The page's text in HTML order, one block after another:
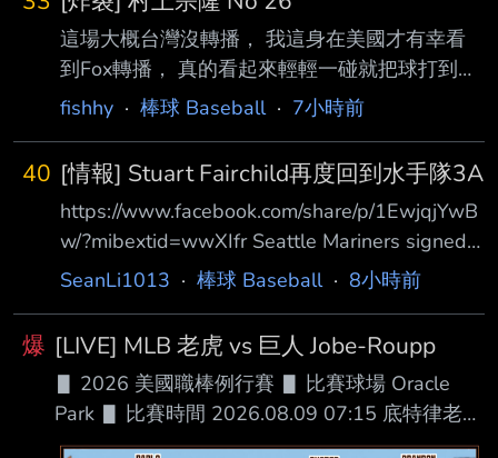
這場大概台灣沒轉播， 我這身在美國才有幸看
到Fox轉播， 真的看起來輕輕一碰就把球打到左
外野標竿！ --
fishhy · 棒球 Baseball· 7小時前
40 [情報] Stuart Fairchild再度回到水手隊3A
https://www.facebook.com/share/p/1EwjqjYwB
w/?mibextid=wwXIfr Seattle Mariners signed
free agent CF Stuart Fairchild to a minor
to Tacoma Rainiers. 快訊，昨天成為自由球員的
#費仔，今天又跟水手簽下小聯盟合約，同時指
派到 3A。 --
SeanLi1013 · 棒球 Baseball· 8小時前
爆 [LIVE] MLB 老虎 vs 巨人 Jobe-Roupp
▋ 2026 美國職棒例行賽 ▋ 比賽球場 Oracle
Park ▋ 比賽時間 2026.08.09 07:15 底特律老虎
█ AVG OBP SLG OPS HR RBI SB BB １.Kevin